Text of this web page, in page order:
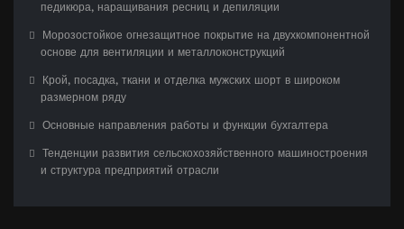
педикюра, наращивания ресниц и депиляции
Морозостойкое огнезащитное покрытие на двухкомпонентной
основе для вентиляции и металлоконструкций
Крой, посадка, ткани и отделка мужских шорт в широком
размерном ряду
Основные направления работы и функции бухгалтера
Тенденции развития сельскохозяйственного машиностроения
и структура предприятий отрасли